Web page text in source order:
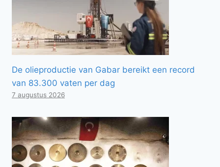
De olieproductie van Gabar bereikt een record
van 83.300 vaten per dag
7 augustus 2026